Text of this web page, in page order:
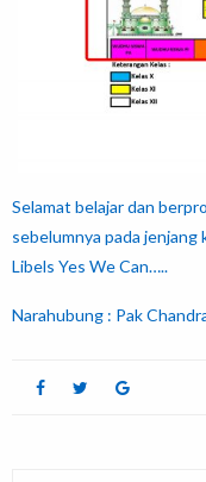
Selamat belajar dan
sebelumnya pada jenjang
Libels Yes We Can…..
Narahubung : Pak